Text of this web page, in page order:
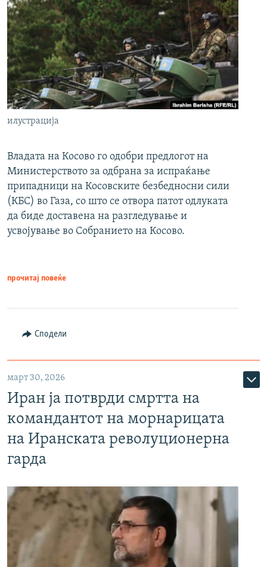
илустрација
Владата на Косово го одобри предлогот на
Министерството за одбрана за испраќање
припадници на Косовските безбедносни сили
(КБС) во Газа, со што се отвора патот одлуката
да биде доставена на разгледување и
усвојување во Собранието на Косово.
прочитај повеќе
Сподели
март 30, 2026
Иран ја потврди смртта на
командантот на морнарицата
на Иранската револуционерна
гарда